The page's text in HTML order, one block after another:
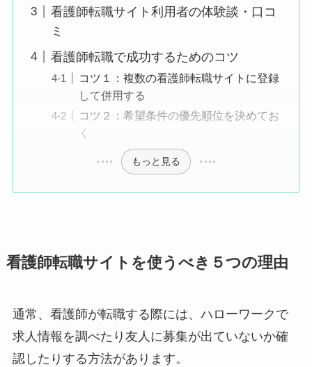
看護師転職サイト利用者の体験談・口コ
ミ
看護師転職で成功するためのコツ
コツ１：複数の看護師転職サイトに登録
して併用する
コツ２：希望条件の優先順位を決めてお
く
もっと見る
看護師転職サイトを使うべき５つの理由
通常、看護師が転職する際には、ハローワークで
求人情報を調べたり友人に募集が出ていないか確
認したりする方法があります。